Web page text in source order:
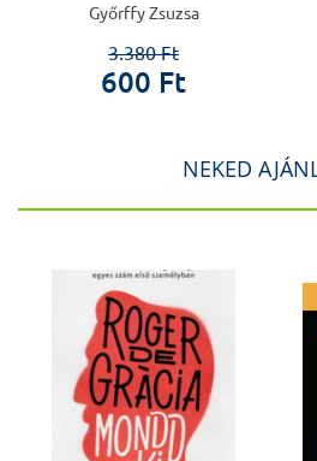
Győrffy Zsuzsa
3.380 Ft
600 Ft
NEKED